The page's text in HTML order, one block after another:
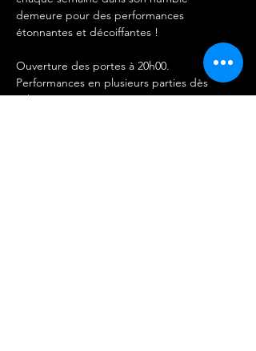
demeure pour des performances
étonnantes et décoiffantes !
Ouverture des portes à 20h00.
Performances en plusieurs parties dès
21h00.